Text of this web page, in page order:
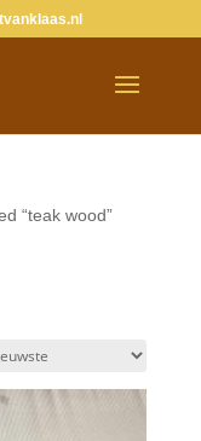
“teak wood”